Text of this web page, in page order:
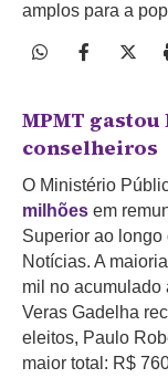
amplos para a
MPMT gastou
conselheiros
O Ministério
milhões em
Superior ao
Notícias. A
mil no acumulado
Veras Gadelha
eleitos, Paulo
maior total: R$